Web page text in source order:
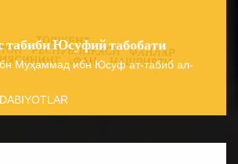
табиби Юсуфий табобати
Муҳаммад ибн Юсуф ат-табиб ал-